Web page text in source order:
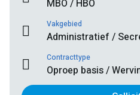
MBO / HBO
Vakgebied
Administratief /
Contracttype
Oproep basis /